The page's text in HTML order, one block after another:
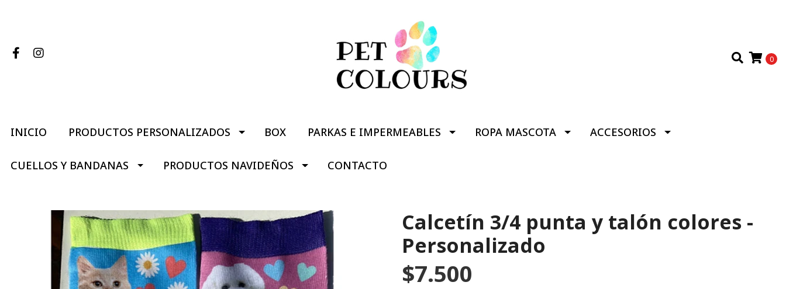
0
INICIO PRODUCTOS PERSONALIZADOS BOX PARKAS E IMPERMEABLES ROPA MASCOTA ACCESORIOS
CUELLOS Y BANDANAS PRODUCTOS NAVIDEÑOS CONTACTO
Calcetín 3/4 punta y talón colores -
Personalizado
$7.500